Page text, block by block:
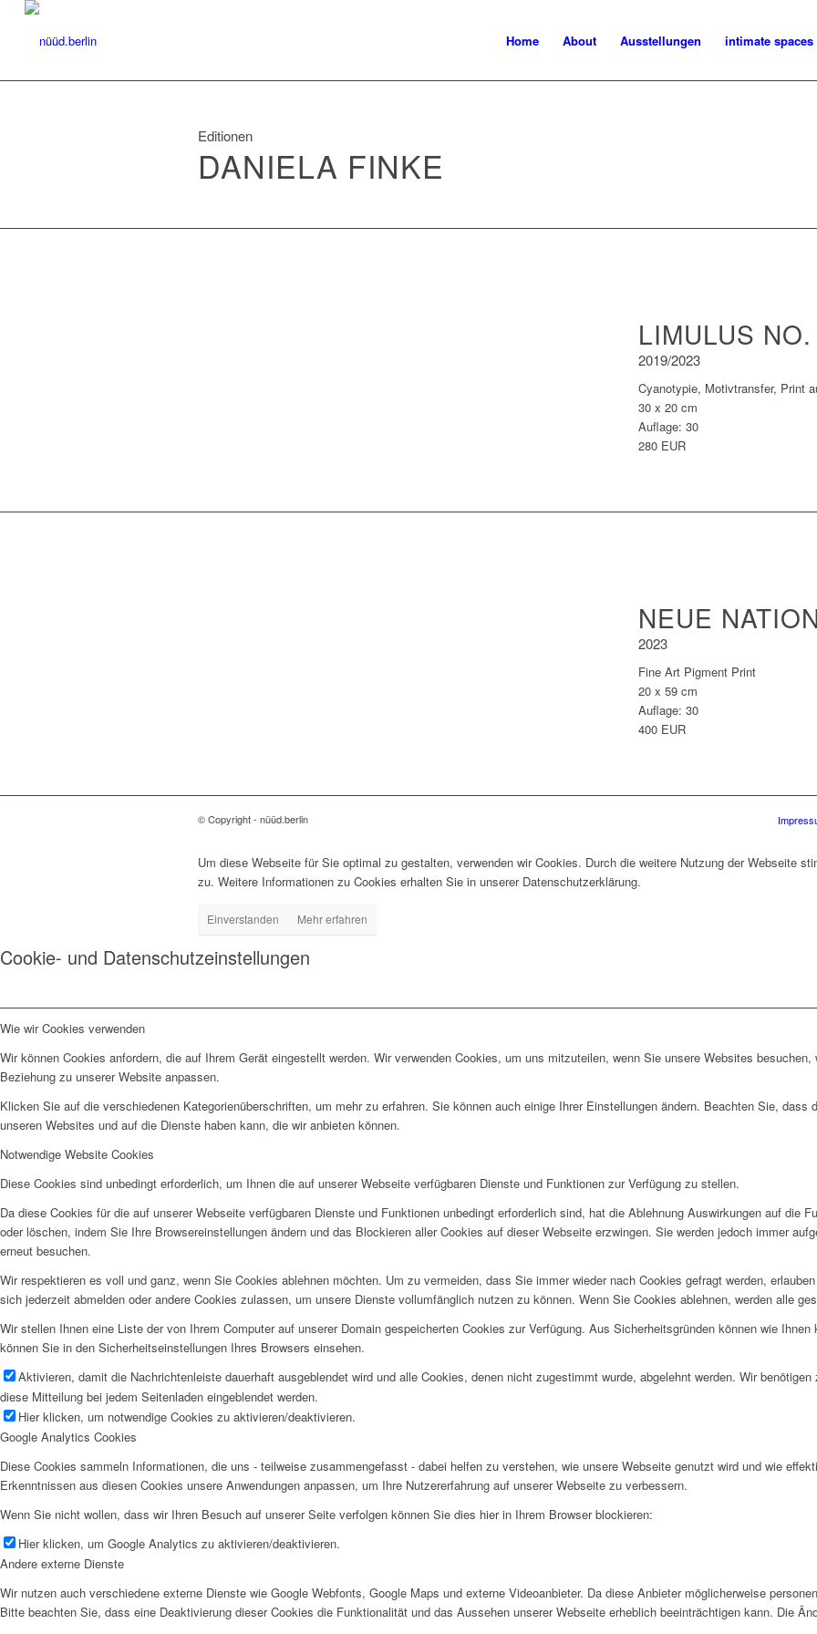
Home About Ausstellungen intimate spaces
Editionen
DANIELA FINKE
LIMULUS
2019/2023
Cyanotypie, Motivtransfer, Print
30 x 20 cm
Auflage: 30
280 EUR
NEUE
2023
Fine Art Pigment Print
20 x 59 cm
Auflage: 30
400 EUR
© Copyright - nüüd.berlin
Um diese Webseite für Sie optimal zu gestalten, verwenden wir Cookies. Durch die weitere Nutzung der Webseite
zu. Weitere Informationen zu Cookies erhalten Sie in unserer Datenschutzerklärung.
Einverstanden Mehr erfahren
Cookie- und Datenschutzeinstellungen
Wie wir Cookies verwenden
Wir können Cookies anfordern, die auf Ihrem Gerät eingestellt werden. Wir verwenden Cookies, um uns mitzuteilen, wenn Sie unsere Websites
Beziehung zu unserer Website anpassen.
Klicken Sie auf die verschiedenen Kategorienüberschriften, um mehr zu erfahren. Sie können auch einige Ihrer Einstellungen ändern. Beachten Sie,
unseren Websites und auf die Dienste haben kann, die wir anbieten können.
Notwendige Website Cookies
Diese Cookies sind unbedingt erforderlich, um Ihnen die auf unserer Webseite verfügbaren Dienste und Funktionen zur Verfügung zu stellen.
Da diese Cookies für die auf unserer Webseite verfügbaren Dienste und Funktionen unbedingt erforderlich sind, hat die Ablehnung Auswirkungen auf die
oder löschen, indem Sie Ihre Browsereinstellungen ändern und das Blockieren aller Cookies auf dieser Webseite erzwingen. Sie werden jedoch immer
erneut besuchen.
Wir respektieren es voll und ganz, wenn Sie Cookies ablehnen möchten. Um zu vermeiden, dass Sie immer wieder nach Cookies gefragt werden,
sich jederzeit abmelden oder andere Cookies zulassen, um unsere Dienste vollumfänglich nutzen zu können. Wenn Sie Cookies ablehnen, werden alle
Wir stellen Ihnen eine Liste der von Ihrem Computer auf unserer Domain gespeicherten Cookies zur Verfügung. Aus Sicherheitsgründen können wie
können Sie in den Sicherheitseinstellungen Ihres Browsers einsehen.
Aktivieren, damit die Nachrichtenleiste dauerhaft ausgeblendet wird und alle Cookies, denen nicht zugestimmt wurde, abgelehnt werden. Wir
diese Mitteilung bei jedem Seitenladen eingeblendet werden.
Hier klicken, um notwendige Cookies zu aktivieren/deaktivieren.
Google Analytics Cookies
Diese Cookies sammeln Informationen, die uns - teilweise zusammengefasst - dabei helfen zu verstehen, wie unsere Webseite genutzt wird und wie
Erkenntnissen aus diesen Cookies unsere Anwendungen anpassen, um Ihre Nutzererfahrung auf unserer Webseite zu verbessern.
Wenn Sie nicht wollen, dass wir Ihren Besuch auf unserer Seite verfolgen können Sie dies hier in Ihrem Browser blockieren:
Hier klicken, um Google Analytics zu aktivieren/deaktivieren.
Andere externe Dienste
Wir nutzen auch verschiedene externe Dienste wie Google Webfonts, Google Maps und externe Videoanbieter. Da diese Anbieter möglicherweise
Bitte beachten Sie, dass eine Deaktivierung dieser Cookies die Funktionalität und das Aussehen unserer Webseite erheblich beeinträchtigen kann. Die